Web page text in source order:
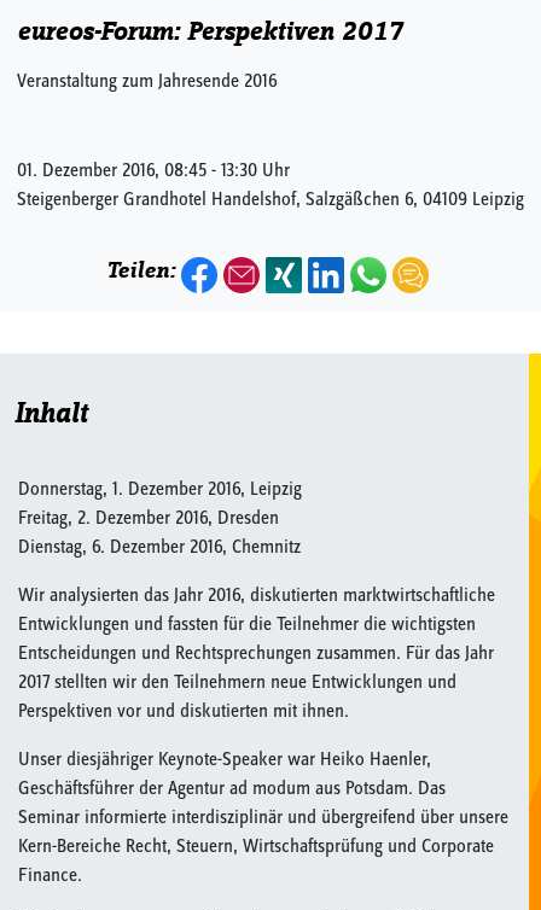
eureos-Forum: Perspektiven 2017
Veranstaltung zum Jahresende 2016
01. Dezember 2016, 08:45 - 13:30 Uhr
Steigenberger Grandhotel Handelshof, Salzgäßchen 6, 04109 Leipzig
Teilen:
Inhalt
Donnerstag, 1. Dezember 2016, Leipzig
Freitag, 2. Dezember 2016, Dresden
Dienstag, 6. Dezember 2016, Chemnitz
Wir analysierten das Jahr 2016, diskutierten marktwirtschaftliche
Entwicklungen und fassten für die Teilnehmer die wichtigsten
Entscheidungen und Rechtsprechungen zusammen. Für das Jahr
2017 stellten wir den Teilnehmern neue Entwicklungen und
Perspektiven vor und diskutierten mit ihnen.
Unser diesjähriger Keynote-Speaker war Heiko Haenler,
Geschäftsführer der Agentur ad modum aus Potsdam. Das
Seminar informierte interdisziplinär und übergreifend über unsere
Kern-Bereiche Recht, Steuern, Wirtschaftsprüfung und Corporate
Finance.